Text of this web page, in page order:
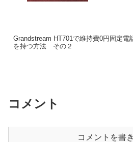
Grandstream HT701で維持費0円固定電
を持つ方法 その２
コメント
コメントを書